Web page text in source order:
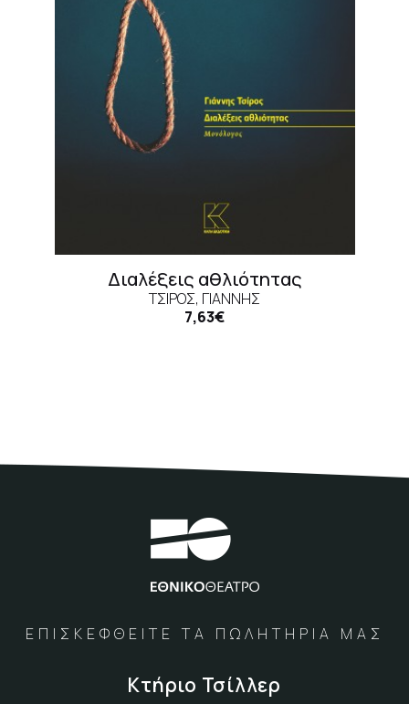
Διαλέξεις αθλιότητας
ΤΣΊΡΟΣ, ΓΙΆΝΝΗΣ
7,63€
ΕΠΙΣΚΕΦΘΕΙΤΕ ΤΑ ΠΩΛΗΤΗΡΙΑ ΜΑΣ
Κτήριο Τσίλλερ